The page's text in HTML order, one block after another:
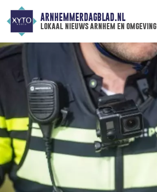
ARNHEMMERDAGBLAD.NL
lokaal nieuws arnhem en omgeving